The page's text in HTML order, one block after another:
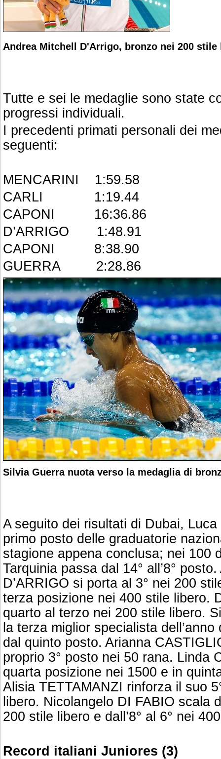
Andrea Mitchell D'Arrigo, bronzo nei 200 stile
Tutte e sei le medaglie sono state
progressi individuali.
I precedenti primati personali dei
seguenti:
MENCARINI 1:59.58
CARLI 1:19.44
CAPONI 16:36.86
D’ARRIGO 1:48.91
CAPONI 8:38.90
GUERRA 2:28.86
Silvia Guerra nuota verso la medaglia di
A seguito dei risultati di Dubai,
primo posto delle graduatorie
stagione appena conclusa; nei 100
Tarquinia passa dal 14° all’8°
D’ARRIGO si porta al 3° nei 200
terza posizione nei 400 stile libero.
quarto al terzo nei 200 stile libero.
la terza miglior specialista
dal quinto posto. Arianna
proprio 3° posto nei 50 rana. Linda
quarta posizione nei 1500 e in
Alisia TETTAMANZI rinforza il suo
libero. Nicolangelo DI FABIO scala
200 stile libero e dall’8° al 6° nei
Record italiani Juniores (3)